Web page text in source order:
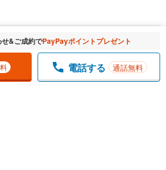
した。 一覧を開く
&ご成約でPayPayポイントプレゼント
電話する 通話無料